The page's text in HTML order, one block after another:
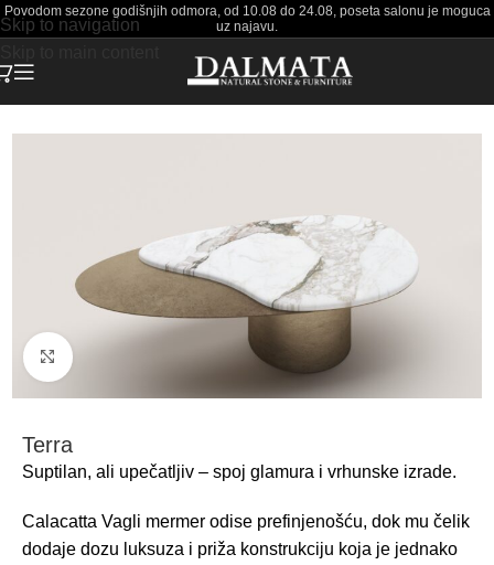
Skip to navigation
Povodom sezone godišnjih odmora, od 10.08 do 24.08, poseta salonu je moguca
uz najavu.
Click to enlarge
Terra
Suptilan, ali upečatljiv – spoj glamura i vrhunske izrade.
Calacatta Vagli mermer odise prefinjenošću, dok mu čelik
dodaje dozu luksuza i priža konstrukciju koja je jednako